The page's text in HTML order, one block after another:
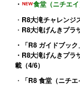
・ 食堂（ニチエ
・ R8大滝チャレンジ
・ R8大滝げんきプラ
・ 「R8 ガイドブック
・ R8大滝げんきプラ
載（4/6）
・
「R8 食堂（ニチ